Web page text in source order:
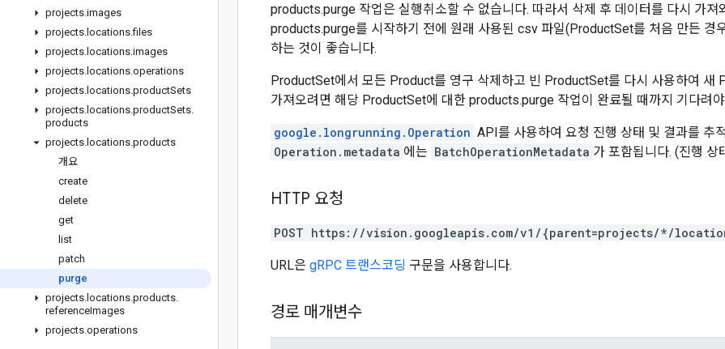
projects.images
projects. locations.files
projects. locations.images
projects. locations.operations
projects. locations.productSets
projects. locations.productSets.
products
projects. locations.products
개요
create
delete
get
list
patch
purge
projects. locations.products.
referenceImages
projects.operations
products.purge 작업은 실행취소할 수 없습니다. 따라서 삭제 후 데이터를 다시 가져
products.purge를 시작하기 전에 원래 사용된 csv 파일(ProductSet를 처음 만든 경
하는 것이 좋습니다.
ProductSet에서 모든 Product를 영구 삭제하고 빈 ProductSet를 다시 사용하여 새
가져오려면 해당 ProductSet에 대한 products.purge 작업이 완료될 때까지 기다려
google.longrunning.Operation API를 사용하여 요청 진행 상태 및 결과를 추
Operation.metadata 에는 BatchOperationMetadata 가 포함됩니다. (진행 상
HTTP 요청
POST https://vision.googleapis.com/v1/{parent=projects/*/
URL은 gRPC 트랜스코딩 구문을 사용합니다.
경로 매개변수